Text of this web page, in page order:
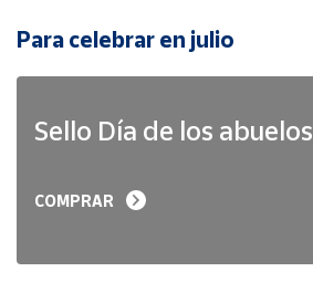
Para celebrar en julio
Sello Día de los abuelos
COMPRAR